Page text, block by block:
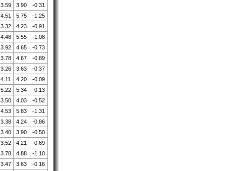
3.59 3.90
-0.31
4.51 5.75
-1.25
3.32 4.23
-0.91
4.48 5.55
-1.08
3.92 4.65
-0.73
3.78 4.67
-0.89
3.26 3.63
-0.37
4.11 4.20
-0.09
5.22 5.34
-0.13
3.50 4.03
-0.52
4.53 5.83
-1.31
3.38 4.24
-0.86
3.40 3.90
-0.50
3.52 4.21
-0.69
3.78 4.88
-1.10
3.47 3.63
-0.16